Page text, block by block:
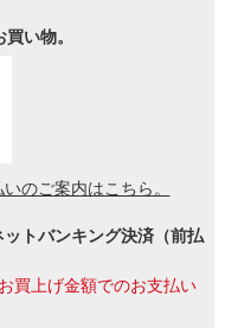
い物。
のご案内はこちら。
トバンキング決済（前払
買上げ金額でのお支払い